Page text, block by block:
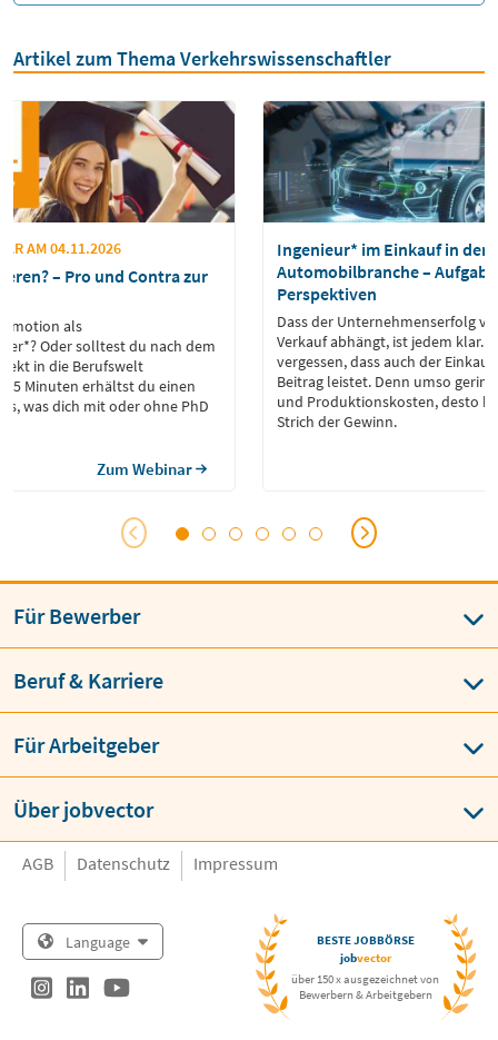
Artikel zum Thema Verkehrswissenschaftler
AM 04.11.2026
– Pro und Contra zur
als
Oder solltest du nach dem
in die Berufswelt
35 Minuten erhältst du einen
was dich mit oder ohne PhD
Zum Webinar
Ingenieur* im Einkauf in der
Automobilbranche –
Perspektiven
Dass der Unternehmenserfolg
Verkauf abhängt, ist jedem klar.
vergessen, dass auch der
Beitrag leistet. Denn umso
und Produktionskosten, desto
Strich der Gewinn.
Für Bewerber
Beruf & Karriere
Für Arbeitgeber
Über jobvector
AGB Datenschutz Impressum
Language
BESTE JOBBÖRSE
jobvector
über 150 x ausgezeichnet von
Bewerbern & Arbeitgebern